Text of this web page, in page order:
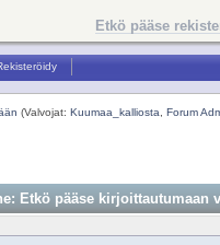
Etkö pääse
(Valvojat: Kuumaa_kalliosta, Forum
Etkö pääse kirjoittautumaan